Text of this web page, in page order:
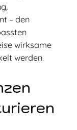
– den
wirksame
werden.